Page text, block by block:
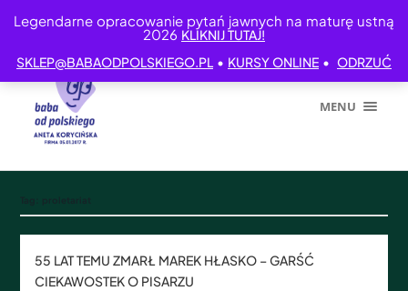
Legendarne opracowanie pytań jawnych na maturę ustną
2026 KLIKNIJ TUTAJ!
SKLEP@BABAODPOLSKIEGO.PL • KURSY ONLINE • ODRZUĆ
MENU
55 LAT TEMU ZMARŁ MAREK HŁASKO – GARŚĆ
CIEKAWOSTEK O PISARZU